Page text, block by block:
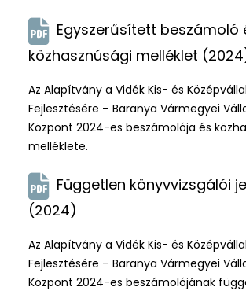
Egyszerűsített beszámoló
közhasznúsági melléklet
Az Alapítvány a Vidék Kis- és
Fejlesztésére – Baranya Vármegyei
Központ 2024-es beszámolója és
melléklete.
Független könyvvizsgálói
(2024)
Az Alapítvány a Vidék Kis- és
Fejlesztésére – Baranya Vármegyei
Központ 2024-es beszámolójának